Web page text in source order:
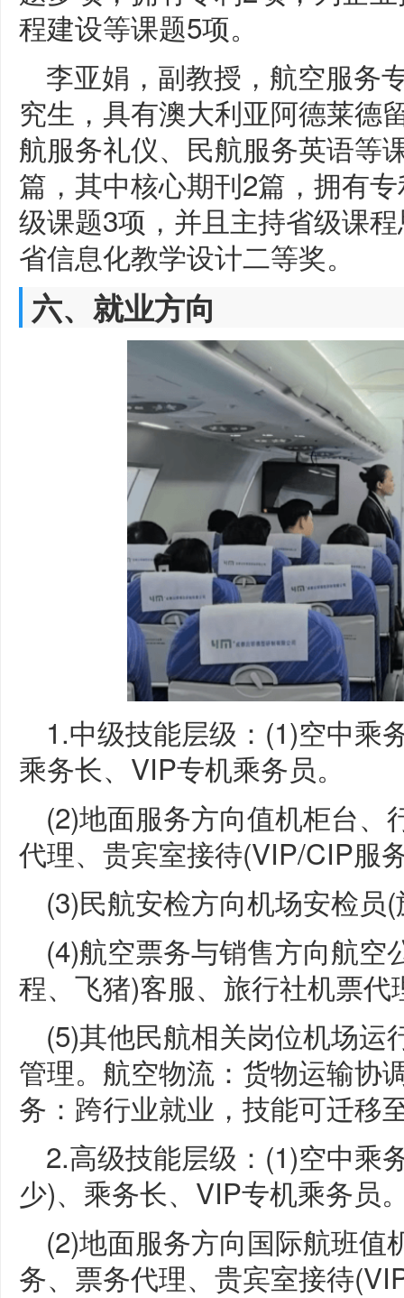
程建设等课题5项。
李亚娟，副教授，航空服务
究生，具有澳大利亚阿德莱德
航服务礼仪、民航服务英语等
篇，其中核心期刊2篇，拥有
级课题3项，并且主持省级课
省信息化教学设计二等奖。
六、就业方向
1.中级技能层级：(1)空中乘
乘务长、VIP专机乘务员。
(2)地面服务方向值机柜台、
代理、贵宾室接待(VIP/CIP服
(3)民航安检方向机场安检员
(4)航空票务与销售方向航空
程、飞猪)客服、旅行社机票代
(5)其他民航相关岗位机场运
管理。航空物流：货物运输协
务：跨行业就业，技能可迁移
2.高级技能层级：(1)空中乘
少)、乘务长、VIP专机乘务员
(2)地面服务方向国际航班值
务、票务代理、贵宾室接待